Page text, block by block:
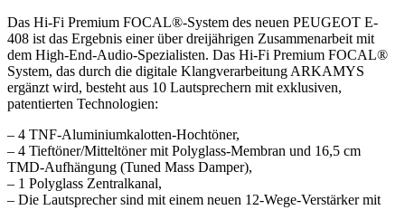
Das Hi-Fi Premium FOCAL®-System des neuen PEUGEOT E-
408 ist das Ergebnis einer über dreijährigen Zusammenarbeit mit
dem High-End-Audio-Spezialisten. Das Hi-Fi Premium FOCAL®
System, das durch die digitale Klangverarbeitung ARKAMYS
ergänzt wird, besteht aus 10 Lautsprechern mit exklusiven,
patentierten Technologien:
– 4 TNF-Aluminiumkalotten-Hochtöner,
– 4 Tieftöner/Mitteltöner mit Polyglass-Membran und 16,5 cm
TMD-Aufhängung (Tuned Mass Damper),
– 1 Polyglass Zentralkanal,
– Die Lautsprecher sind mit einem neuen 12-Wege-Verstärker mit